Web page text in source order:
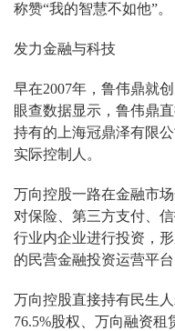
称赞“我的智慧不如他”。
发力金融与科技
早在2007年，鲁伟鼎就
眼查数据显示，鲁伟鼎
持有的上海冠鼎泽有限
实际控制人。
万向控股一路在金融市
对保险、第三方支付、
行业内企业进行投资，
的民营金融投资运营平台
万向控股直接持有民生
76.5%股权、万向融资租